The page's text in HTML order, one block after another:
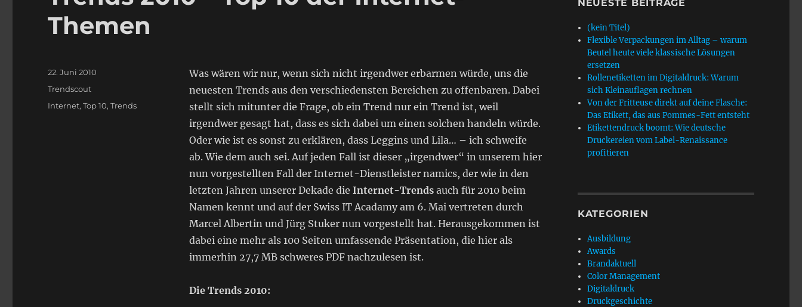
Themen
Was wären wir nur, wenn sich nicht irgendwer erbarmen würde, uns die
neuesten Trends aus den verschiedensten Bereichen zu offenbaren. Dabei
stellt sich mitunter die Frage, ob ein Trend nur ein Trend ist, weil
irgendwer gesagt hat, dass es sich dabei um einen solchen handeln würde.
Oder wie ist es sonst zu erklären, dass Leggins und Lila… – ich schweife
ab. Wie dem auch sei. Auf jeden Fall ist dieser „irgendwer“ in unserem hier
nun vorgestellten Fall der Internet-Dienstleister namics, der wie in den
letzten Jahren unserer Dekade die Internet-Trendsauch für 2010 beim
Namen kennt und auf der Swiss IT Acadamy am 6. Mai vertreten durch
Marcel Albertin und Jürg Stuker nun vorgestellt hat. Herausgekommen ist
dabei eine mehr als 100 Seiten umfassende Präsentation, die hier als
immerhin 27,7 MB schweres PDF nachzulesen ist.
Die Trends 2010:
Veröffentlicht
22. Juni 2010
Kategorien
Trendscout
Schlagwörter
Internet,Top 10,Trends
NEUESTE BEITRÄGE
(kein Titel)
Flexible Verpackungen im Alltag – warum
Beutel heute viele klassische Lösungen
ersetzen
Rollenetiketten im Digitaldruck: Warum
sich Kleinauflagen rechnen
Von der Fritteuse direkt auf deine Flasche:
Das Etikett, das aus Pommes-Fett entsteht
Etikettendruck boomt: Wie deutsche
Druckereien vom Label-Renaissance
profitieren
KATEGORIEN
Ausbildung
Awards
Brandaktuell
Color Management
Digitaldruck
Druckgeschichte